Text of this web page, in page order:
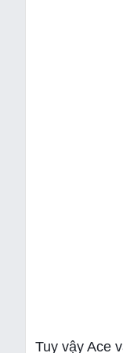
Tuy vậy Ace